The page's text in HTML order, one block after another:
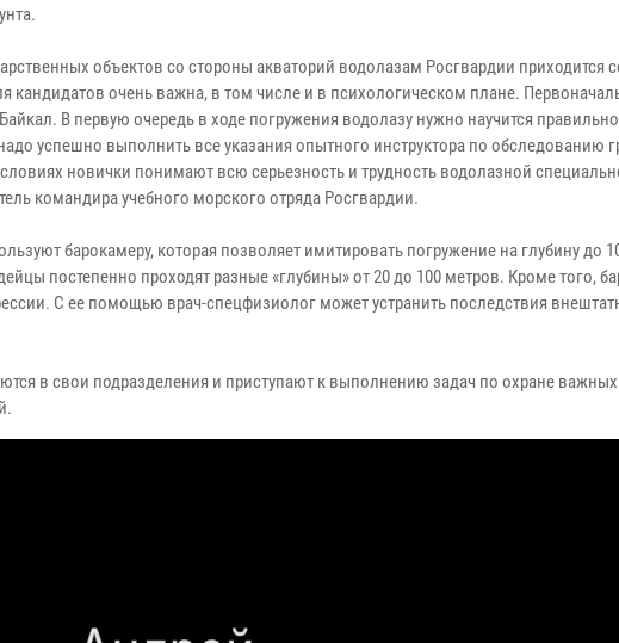
объектов со стороны акваторий водолазам Росгвардии приходится
кандидатов очень важна, в том числе и в психологическом плане.
В первую очередь в ходе погружения водолазу нужно научится
успешно выполнить все указания опытного инструктора по обследованию
новички понимают всю серьезность и трудность водолазной
командира учебного морского отряда Росгвардии.
барокамеру, которая позволяет имитировать погружение на глубину до
постепенно проходят разные «глубины» от 20 до 100 метров. Кроме того,
С ее помощью врач-спецфизиолог может устранить последствия
в свои подразделения и приступают к выполнению задач по охране важных